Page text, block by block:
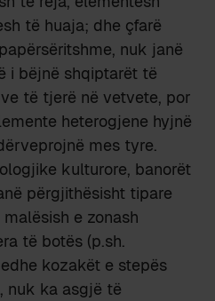
të huaja; dhe çfarë
nuk janë
i bëjnë shqiptarët të
të tjerë në vetvete, por
heterogjene hyjnë
mes tyre.
kulturore, banorët
përgjithësisht tipare
e zonash
të botës (p.sh.
kozakët e stepës
nuk ka asgjë të